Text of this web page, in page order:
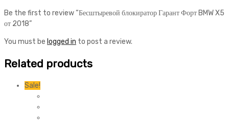
Be the first to review “Бесштыревой блокиратор Гарант Форт BMW X5
от 2018”
You must be logged in to post a review.
Related products
Sale!